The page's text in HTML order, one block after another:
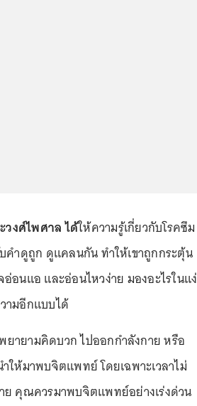
งศ์ไพศาล ได้ให้ความรู้เกี่ยวกับโรคซึม
คำดูถูก ดูแคลนกัน ทำให้เขาถูกกระตุ้น
อนแอ และอ่อนไหวง่าย มองอะไรในแง่
ามอีกแบบได้
ยายามคิดบวก ไปออกกำลังกาย หรือ
ให้มาพบจิตแพทย์ โดยเฉพาะเวลาไม่
ย คุณควรมาพบจิตแพทย์อย่างเร่งด่วน